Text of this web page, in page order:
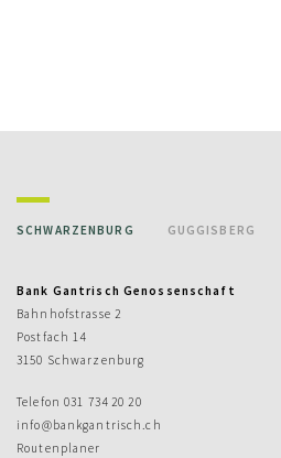
SCHWARZENBURG
Bank Gantrisch Genossenschaft
Bahnhofstrasse 2
Postfach 14
3150 Schwarzenburg
Telefon 031 734 20 20
info@bankgantrisch.ch
Routenplaner
GUGGISBERG